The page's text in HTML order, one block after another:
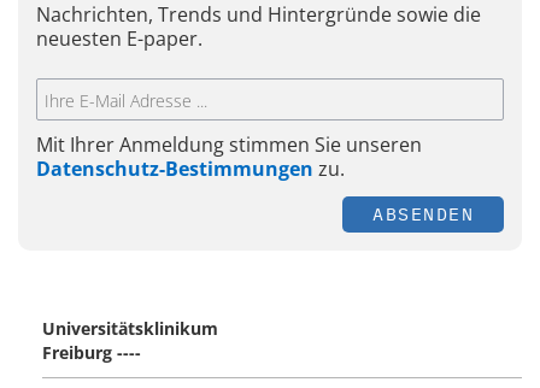
Nachrichten, Trends und Hintergründe sowie die
neuesten E-paper.
Mit Ihrer Anmeldung stimmen Sie unseren
Datenschutz-Bestimmungen zu.
ABSENDEN
Universitätsklinikum
Freiburg ----